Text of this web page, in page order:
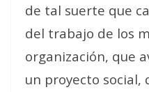
de tal suerte que
del trabajo de los
organización, que
un proyecto social,